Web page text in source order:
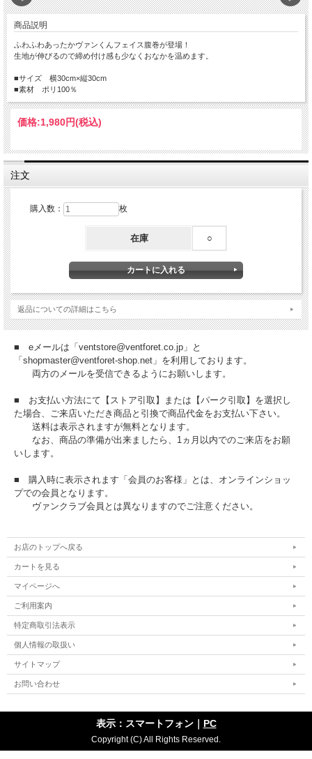
商品説明
ふわふわあったかヴァンくんフェイス腹巻が登場！
生地が伸びるので締め付け感も少なくおなかを温めます。
■サイズ 横30cm×縦30cm
■素材 ポリ100％
価格:1,980円(税込)
注文
購入数： 枚
在庫 ○
返品についての詳細はこちら
■ eメールは「ventstore@ventforet.co.jp」と
「shopmaster@ventforet-shop.net」を利用しております。
両方のメールを受信できるようにお願いします。
■ お支払い方法にて【ストア引取】または【パーク引取】を選択し
た場合、ご来店いただき商品と引換で商品代金をお支払い下さい。
送料は表示されますが無料となります。
なお、商品の準備が出来ましたら、1ヵ月以内でのご来店をお願
いします。
■ 購入時に表示されます「会員のお客様」とは、オンラインショッ
プでの会員となります。
ヴァンクラブ会員とは異なりますのでご注意ください。
お店のトップへ戻る
カートを見る
マイページへ
ご利用案内
特定商取引法表示
個人情報の取扱い
サイトマップ
お問い合わせ
表示：スマートフォン｜ PC
Copyright (C) All Rights Reserved.